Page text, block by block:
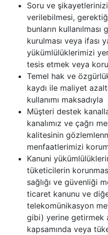
Soru ve
verilebilmesi,
bunların
kurulması veya ifası
yükümlülüklerimizi
tesis etmek veya
Temel hak ve
kaydı ile maliyet
kullanımı maksadıyla
Müşteri destek
kanalımız ve çağrı
kalitesinin
menfaatlerimizi
Kanuni
tüketicilerin
sağlığı ve güvenliği
ticaret kanunu ve
telekomünikasyon
gibi) yerine getirmek
kapsamında veya